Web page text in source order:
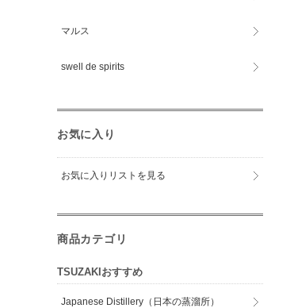
マルス
swell de spirits
お気に入り
お気に入りリストを見る
商品カテゴリ
TSUZAKIおすすめ
Japanese Distillery（日本の蒸溜所）